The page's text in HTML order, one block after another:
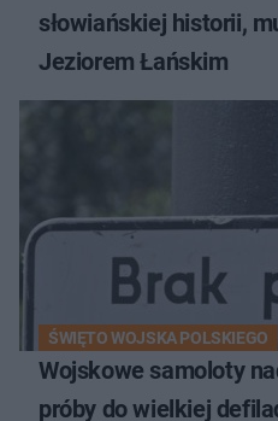
słowiańskiej historii,
Jeziorem Łańskim
ŚWIĘTO WOJSKA POLSKIEGO
Wojskowe samoloty
próby do wielkiej